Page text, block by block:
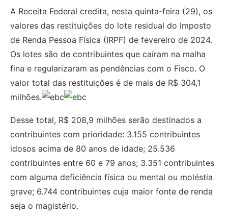
A Receita Federal credita, nesta quinta-feira (29), os
valores das restituições do lote residual do Imposto
de Renda Pessoa Física (IRPF) de fevereiro de 2024.
Os lotes são de contribuintes que caíram na malha
fina e regularizaram as pendências com o Fisco. O
valor total das restituições é de mais de R$ 304,1
milhões.
Desse total, R$ 208,9 milhões serão destinados a
contribuintes com prioridade: 3.155 contribuintes
idosos acima de 80 anos de idade; 25.536
contribuintes entre 60 e 79 anos; 3.351 contribuintes
com alguma deficiência física ou mental ou moléstia
grave; 6.744 contribuintes cuja maior fonte de renda
seja o magistério.